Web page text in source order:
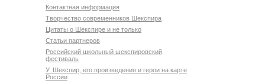
Контактная информация
Творчество современников Шекспира
Цитаты о Шекспире и не только
Статьи партнеров
Российский школьный шекспировский
фестиваль
У. Шекспир, его произведения и герои на карте
России